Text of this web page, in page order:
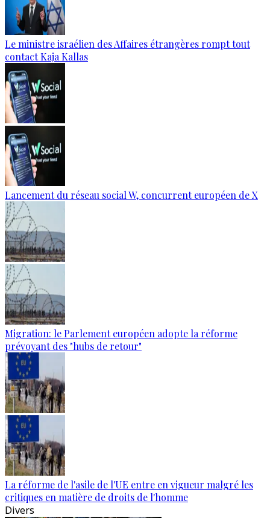
Le ministre israélien des Affaires étrangères rompt tout
contact Kaja Kallas
Lancement du réseau social W, concurrent européen de X
Migration: le Parlement européen adopte la réforme
prévoyant des "hubs de retour"
La réforme de l'asile de l'UE entre en vigueur malgré les
critiques en matière de droits de l'homme
Divers